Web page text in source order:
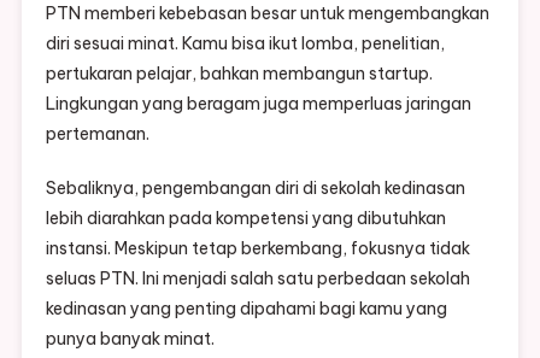
PTN memberi kebebasan besar untuk mengembangkan
diri sesuai minat. Kamu bisa ikut lomba, penelitian,
pertukaran pelajar, bahkan membangun startup.
Lingkungan yang beragam juga memperluas jaringan
pertemanan.
Sebaliknya, pengembangan diri di sekolah kedinasan
lebih diarahkan pada kompetensi yang dibutuhkan
instansi. Meskipun tetap berkembang, fokusnya tidak
seluas PTN. Ini menjadi salah satu perbedaan sekolah
kedinasan yang penting dipahami bagi kamu yang
punya banyak minat.